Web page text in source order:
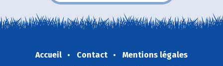
Accueil Contact
Mentions légales